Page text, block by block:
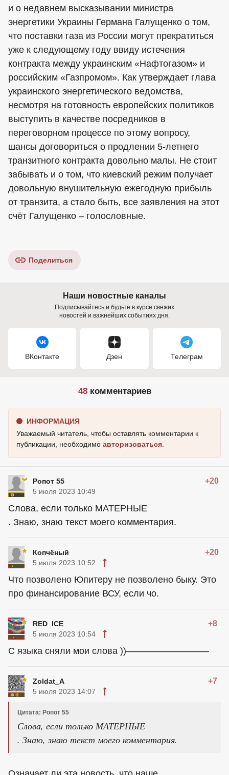
и о недавнем высказывании министра
энергетики Украины Германа Галущенко о том,
что поставки газа из России могут прекратиться
уже к следующему году ввиду истечения
контракта между украинским «Нафтогазом» и
российским «Газпромом». Как утверждает глава
украинского энергетического ведомства,
несмотря на готовность европейских политиков
выступить в качестве посредников в
переговорном процессе по этому вопросу,
шансы договориться о продлении 5-летнего
транзитного контракта довольно малы. Не стоит
забывать и о том, что киевский режим получает
довольную внушительную ежегодную прибыль
от транзита, а стало быть, все заявления на этот
счёт Галущенко – голословные.
Поделиться
Наши новостные каналы
Подписывайтесь и будьте в курсе свежих
новостей и важнейших событиях дня.
ВКонтакте Дзен Телеграм
48комментариев
ИНФОРМАЦИЯ
Уважаемый читатель, чтобы оставлять комментарии к
публикации, необходимо авторизоваться
Ропот 55 +20
5 июля 2023 10:49
Слова, если только МАТЕРНЫЕ
. Знаю, знаю текст моего комментария.
Копчёный +20
5 июля 2023 10:52
Что позволено Юпитеру не позволено быку. Это
про финансирование ВСУ, если чо.
RED_ICE +8
5 июля 2023 10:54
С языка сняли мои слова ))—————————
Zoldat_A +7
5 июля 2023 14:07
Цитата: Ропот 55
Слова, если только МАТЕРНЫЕ
. Знаю, знаю текст моего комментария.